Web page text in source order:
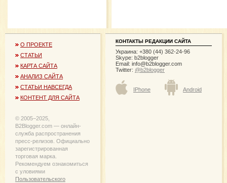
О ПРОЕКТЕ
СТАТЬИ
КАРТА САЙТА
АНАЛИЗ САЙТА
СТАТЬИ НАВСЕГДА
КОНТЕНТ ДЛЯ САЙТА
© 2005−2025,
B2Blogger.com — онлайн-
служба распространения
пресс-релизов. Официально
зарегистрированная
торговая марка.
Рекомендуем ознакомиться
с уловиями
Пользовательского
КОНТАКТЫ РЕДАКЦИИ САЙТА
Украина: +380 (44) 362-24-96
Skype: b2blogger
Email: info@b2blogger.com
Twitter: @b2blogger
IPhone Android